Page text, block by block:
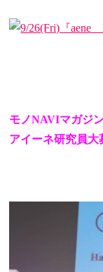
モノNAVIマガジ
アイーネ研究員大